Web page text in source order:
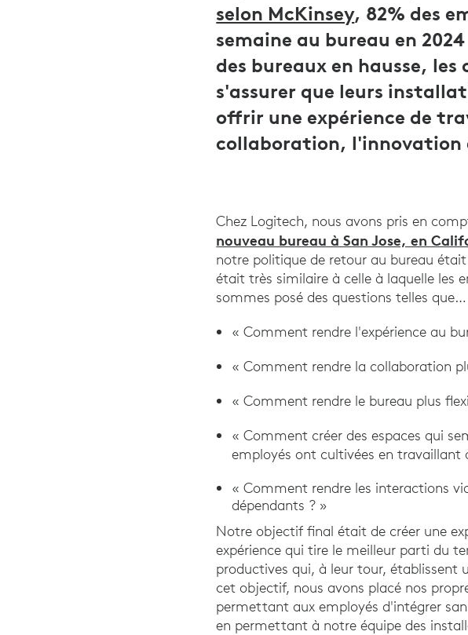
selon McKinsey, 82% des
semaine au bureau en
des bureaux en hausse,
s'assurer que leurs
offrir une expérience de
collaboration, l'innovation
Chez Logitech, nous avons pris en
nouveau bureau à San Jose, en
notre politique de retour au bureau
était très similaire à celle à laquelle les
sommes posé des questions telles que…
« Comment rendre l'expérience au
« Comment rendre la collaboration
« Comment rendre le bureau plus
« Comment créer des espaces qui
employés ont cultivées en travaillant
« Comment rendre les interactions
dépendants ? »
Notre objectif final était de créer une
expérience qui tire le meilleur parti du
productives qui, à leur tour,
cet objectif, nous avons placé nos
permettant aux employés d'intégrer
en permettant à notre équipe des